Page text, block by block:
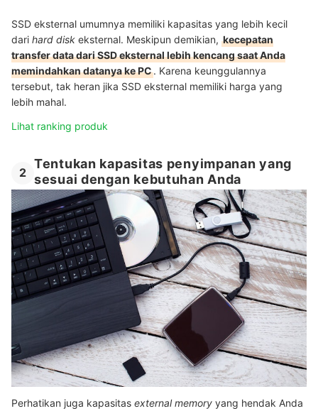
SSD eksternal umumnya memiliki kapasitas yang lebih kecil
dari hard disk eksternal. Meskipun demikian, kecepatan
transfer data dari SSD eksternal lebih kencang saat Anda
memindahkan datanya ke PC. Karena keunggulannya
tersebut, tak heran jika SSD eksternal memiliki harga yang
lebih mahal.
Lihat ranking produk
2
Tentukan kapasitas penyimpanan yang
sesuai dengan kebutuhan Anda
Perhatikan juga kapasitas external memory yang hendak Anda